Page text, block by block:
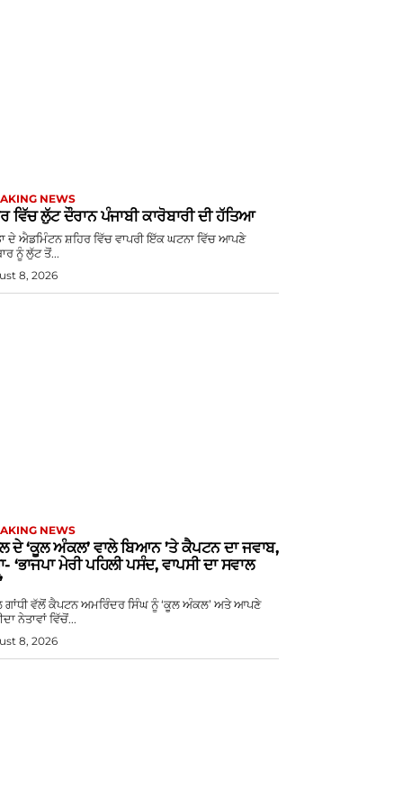
NEWS
ਵਿੱਚ ਲੁੱਟ ਦੌਰਾਨ ਪੰਜਾਬੀ ਕਾਰੋਬਾਰੀ ਦੀ ਹੱਤਿਆ
ਦੇ ਐਡਮਿੰਟਨ ਸ਼ਹਿਰ ਵਿੱਚ ਵਾਪਰੀ ਇੱਕ ਘਟਨਾ ਵਿੱਚ ਆਪਣੇ
ਨੂੰ ਲੁੱਟ ਤੋਂ...
8, 2026
NEWS
ਦੇ ‘ਕੂਲ ਅੰਕਲ’ ਵਾਲੇ ਬਿਆਨ ’ਤੇ ਕੈਪਟਨ ਦਾ ਜਵਾਬ,
‘ਭਾਜਪਾ ਮੇਰੀ ਪਹਿਲੀ ਪਸੰਦ, ਵਾਪਸੀ ਦਾ ਸਵਾਲ
ਗਾਂਧੀ ਵੱਲੋਂ ਕੈਪਟਨ ਅਮਰਿੰਦਰ ਸਿੰਘ ਨੂੰ ‘ਕੂਲ ਅੰਕਲ’ ਅਤੇ ਆਪਣੇ
ਨੇਤਾਵਾਂ ਵਿੱਚੋਂ...
8, 2026